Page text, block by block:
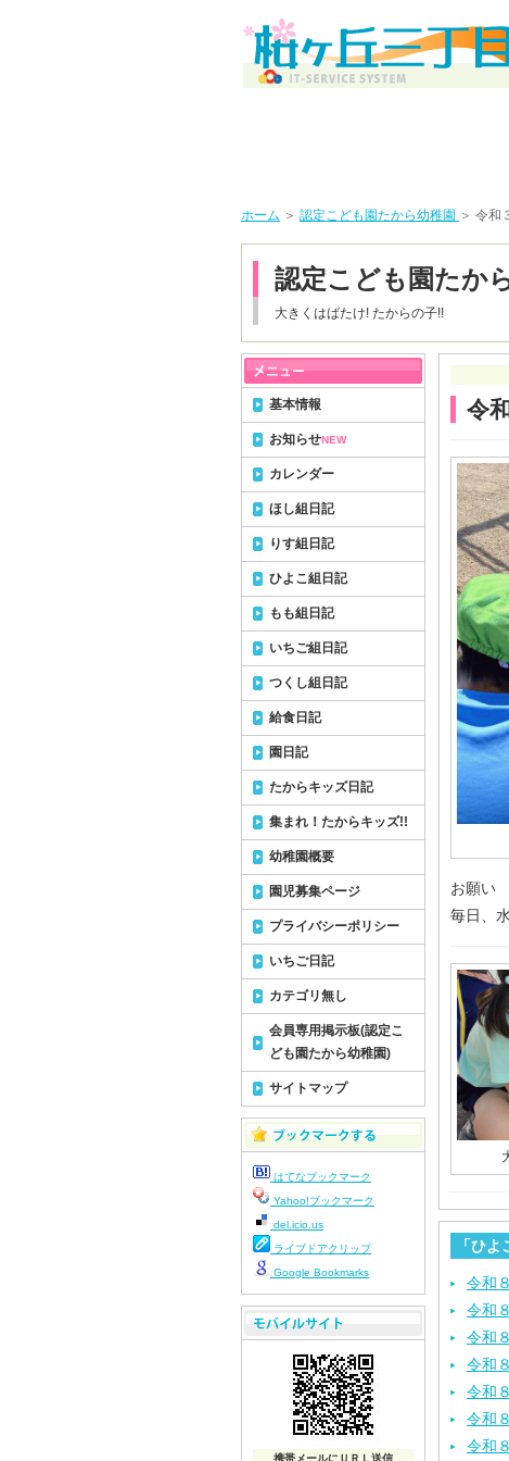
ホーム ＞ 認定こども園たから幼稚園 ＞ 令和
認定こども園たか
大きくはばたけ! たからの子!!
令
お願い
毎日、
「ひ
令和
令和
令和
令和
令和
令和
令和
基本情報
お知らせNEW
カレンダー
ほし組日記
りす組日記
ひよこ組日記
もも組日記
いちご組日記
つくし組日記
給食日記
園日記
たからキッズ日記
集まれ！たからキッズ!!
幼稚園概要
園児募集ページ
プライバシーポリシー
いちご日記
カテゴリ無し
会員専用掲示板(認定こ
ども園たから幼稚園)
サイトマップ
はてなブックマーク
Yahoo!ブックマーク
del.icio.us
ライブドアクリップ
Google Bookmarks
携帯メールにＵＲＬ送信